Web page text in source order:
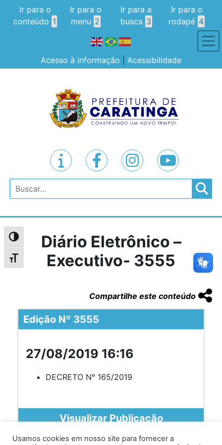
Alternar alto contraste
Alternar tamanho da fonte
Ir para o
conteúdo 1
Ir para o
menu 2
Ir para a
busca 3
Ir para o
rodapé 4
Acesso à informação Acessibilidade
Pesquisar
Diário Eletrônico –
Executivo- 3555
Compartilhe este conteúdo
Edição Nº 3555
27/08/2019 16:16
DECRETO N° 165/2019
Visualizar Publicação
Usamos cookies em nosso site para fornecer a